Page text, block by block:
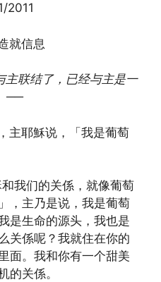
2011
就信息
联结了，已经与主是一
──
耶穌说，「我是葡萄
们的关係，就像葡萄
，主乃是说，我是葡萄
是生命的源头，我也是
关係呢？我就住在你的
面。我和你有一个甜美
的关係。